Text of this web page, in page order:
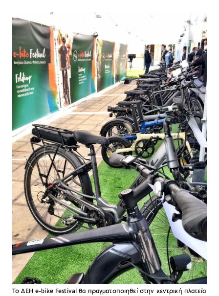
To ΔΕΗ e-bike Festival θα πραγματοποιηθεί στην κεντρική πλατεία